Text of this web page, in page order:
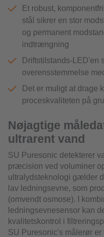
Et robust,
stål sikrer en stor
og permanent
indtrængning
Driftstilstands-LED'en
overensstemmelse
Det er muligt at drage
proceskvaliteten på
Nøjagtige
ultrarent vand
SU Puresonic detekterer
præcision ved voluminer
ultralydsteknologi gælder
lav ledningsevne, som
(omvendt osmose). I
ledningsevnesensor kan
kvalitetskontrol i
SU Puresonic's målerør er